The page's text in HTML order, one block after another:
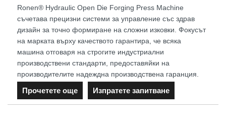
Ronen® Hydraulic Open Die Forging Press Machine
съчетава прецизни системи за управление със здрав
дизайн за точно формиране на сложни изковки. Фокусът
на марката върху качеството гарантира, че всяка
машина отговаря на строгите индустриални
производствени стандарти, предоставяйки на
производителите надеждна производствена гаранция.
Прочетете още Изпратете запитване